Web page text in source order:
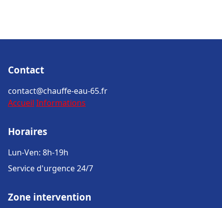
Contact
contact@chauffe-eau-65.fr
Accueil Informations
Horaires
Lun-Ven: 8h-19h
Service d'urgence 24/7
Zone intervention